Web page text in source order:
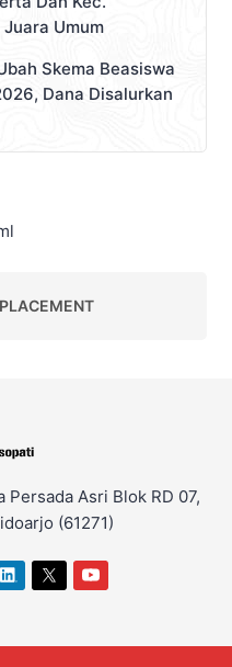
Umum
Skema Beasiswa
Dana Disalurkan
Persada Asri Blok RD 07,
(61271)